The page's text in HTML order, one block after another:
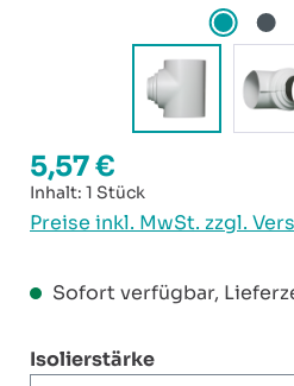
Regulärer Preis:
5,57 €
Inhalt: 1 Stück
Preise inkl. MwSt. zzgl.
Sofort verfügbar,
Isolierstärkeauswählen